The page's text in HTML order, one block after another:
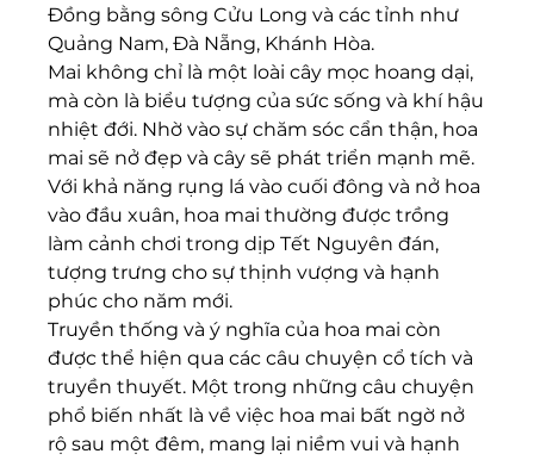
Đồng bằng sông Cửu Long và các tỉnh như
Quảng Nam, Đà Nẵng, Khánh Hòa.
Mai không chỉ là một loài cây mọc hoang dại,
mà còn là biểu tượng của sức sống và khí hậu
nhiệt đới. Nhờ vào sự chăm sóc cẩn thận, hoa
mai sẽ nở đẹp và cây sẽ phát triển mạnh mẽ.
Với khả năng rụng lá vào cuối đông và nở hoa
vào đầu xuân, hoa mai thường được trồng
làm cảnh chơi trong dịp Tết Nguyên đán,
tượng trưng cho sự thịnh vượng và hạnh
phúc cho năm mới.
Truyền thống và ý nghĩa của hoa mai còn
được thể hiện qua các câu chuyện cổ tích và
truyền thuyết. Một trong những câu chuyện
phổ biến nhất là về việc hoa mai bất ngờ nở
rộ sau một đêm, mang lại niềm vui và hạnh